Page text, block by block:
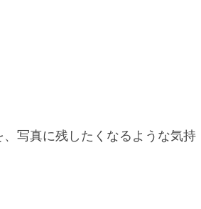
写真に残したくなるような気持